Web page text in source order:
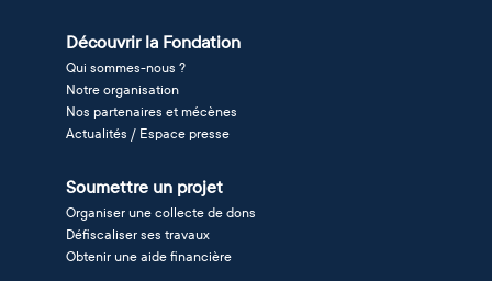
Découvrir la Fondation
Qui sommes-nous ?
Notre organisation
Nos partenaires et mécènes
Actualités / Espace presse
Soumettre un projet
Organiser une collecte de dons
Défiscaliser ses travaux
Obtenir une aide financière